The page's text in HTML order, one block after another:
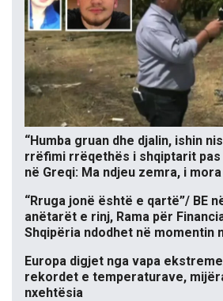
“Humba gruan dhe djalin, ishin
rrëfimi rrëqethës i shqiptarit
në Greqi: Ma ndjeu zemra, i
“Rruga jonë është e qartë”/ BE
anëtarët e rinj, Rama për
Shqipëria ndodhet në momentin
Europa digjet nga vapa
rekordet e temperaturave,
nxehtësia